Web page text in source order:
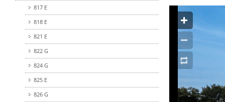
817 E
818 Е
821 Е
822 G
824 G
825 Е
826 G